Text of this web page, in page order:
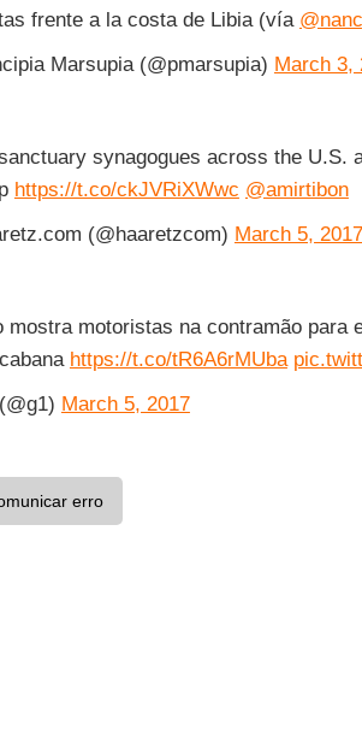
frente a la costa de Libia (vía
Marsupia (@pmarsupia) March 3,
synagogues across the U.S.
https://t.co/ckJVRiXWwc @amirtibon
(@haaretzcom) March 5, 2017
mostra motoristas na contramão para
https://t.co/tR6A6rMUba
March 5, 2017
erro